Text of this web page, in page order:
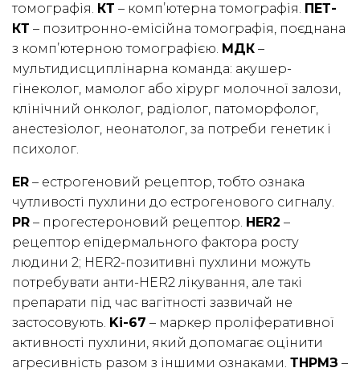
томографія. КТ – комп’ютерна томографія. ПЕТ-
КТ – позитронно-емісійна томографія, поєднана
з комп’ютерною томографією. МДК –
мультидисциплінарна команда: акушер-
гінеколог, мамолог або хірург молочної залози,
клінічний онколог, радіолог, патоморфолог,
анестезіолог, неонатолог, за потреби генетик і
психолог.
ER – естрогеновий рецептор, тобто ознака
чутливості пухлини до естрогенового сигналу.
PR – прогестероновий рецептор. HER2 –
рецептор епідермального фактора росту
людини 2; HER2-позитивні пухлини можуть
потребувати анти-HER2 лікування, але такі
препарати під час вагітності зазвичай не
застосовують. Ki-67 – маркер проліферативної
активності пухлини, який допомагає оцінити
агресивність разом з іншими ознаками. ТНРМЗ –